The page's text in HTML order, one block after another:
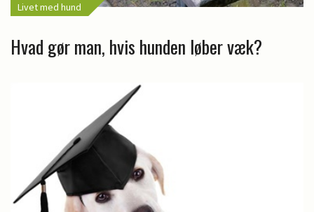
Livet med hund
Hvad gør man, hvis hunden løber væk?